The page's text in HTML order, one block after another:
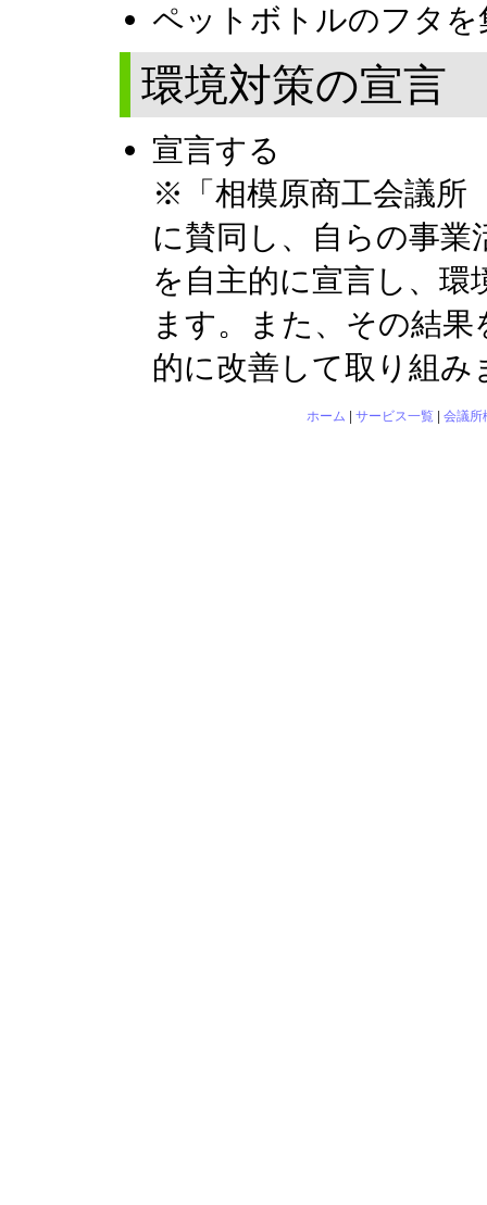
ペットボトルのフタ
環境対策の宣言
宣言する
※「相模原商工会議所
に賛同し、自らの事業
を自主的に宣言し、環
ます。また、その結
的に改善して取り組み
ホーム サービス一覧| 会議所